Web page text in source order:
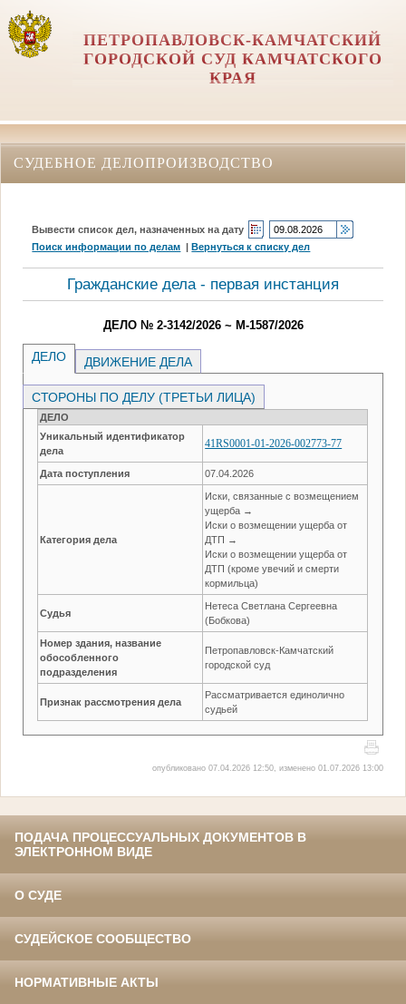
ПЕТРОПАВЛОВСК-КАМЧАТСКИЙ
ГОРОДСКОЙ СУД КАМЧАТСКОГО
КРАЯ
СУДЕБНОЕ ДЕЛОПРОИЗВОДСТВО
Вывести список дел, назначенных на дату
Поиск информации по делам |Вернуться к списку дел
Гражданские дела - первая инстанция
ДЕЛО № 2-3142/2026 ~ М-1587/2026
ДЕЛО ДВИЖЕНИЕ ДЕЛА
СТОРОНЫ ПО ДЕЛУ (ТРЕТЬИ ЛИЦА)
ДЕЛО
Уникальный идентификатор
дела
41RS0001-01-2026-002773-77
Дата поступления 07.04.2026
Категория дела
Иски, связанные с возмещением
ущерба →
Иски о возмещении ущерба от
ДТП →
Иски о возмещении ущерба от
ДТП (кроме увечий и смерти
кормильца)
Судья
Нетеса Светлана Сергеевна
(Бобкова)
Номер здания, название
обособленного
подразделения
Петропавловск-Камчатский
городской суд
Признак рассмотрения дела
Рассматривается единолично
судьей
опубликовано 07.04.2026 12:50, изменено 01.07.2026 13:00
ПОДАЧА ПРОЦЕССУАЛЬНЫХ ДОКУМЕНТОВ В
ЭЛЕКТРОННОМ ВИДЕ
О СУДЕ
СУДЕЙСКОЕ СООБЩЕСТВО
НОРМАТИВНЫЕ АКТЫ